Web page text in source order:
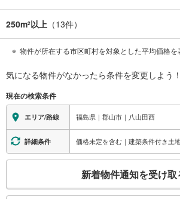
250m2以上 （13件）
物件が所在する市区町村を対象とした平均価格を
気になる物件がなかったら条件を変更しよう！
現在の検索条件
エリア/路線 福島県｜郡山市｜八山田西
詳細条件 価格未定を含む｜建築条件付き土
検
新着物件通知を受け取